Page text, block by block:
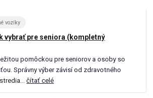
vozíky
vybrať pre seniora (kompletný
pomôckou pre seniorov a osoby so
Správny výber závisí od zdravotného
čítať celé